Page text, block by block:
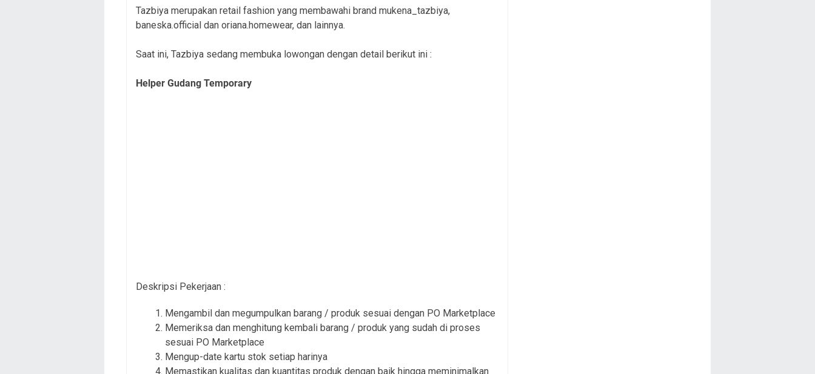
Tazbiya merupakan retail fashion yang membawahi brand mukena_tazbiya,
baneska.official dan oriana.homewear, dan lainnya.
Saat ini, Tazbiya sedang membuka lowongan dengan detail berikut ini :
Helper Gudang Temporary
Deskripsi Pekerjaan :
Mengambil dan megumpulkan barang / produk sesuai dengan PO Marketplace
Memeriksa dan menghitung kembali barang / produk yang sudah di proses
sesuai PO Marketplace
Mengup-date kartu stok setiap harinya
Memastikan kualitas dan kuantitas produk dengan baik hingga meminimalkan